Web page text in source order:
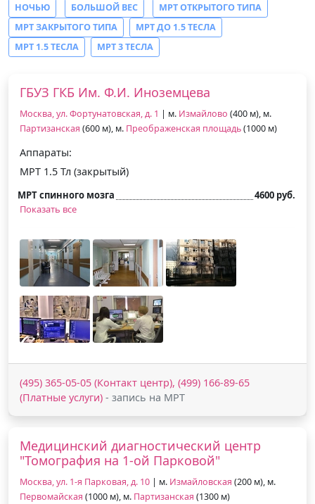
НОЧЬЮ
БОЛЬШОЙ ВЕС
МРТ ОТКРЫТОГО ТИПА
МРТ ЗАКРЫТОГО ТИПА
МРТ ДО 1.5 ТЕСЛА
МРТ 1.5 ТЕСЛА
МРТ 3 ТЕСЛА
ГБУЗ ГКБ Им. Ф.И. Иноземцева
Москва, ул. Фортунатовская, д. 1 | м. Измайлово (400 м), м.
Партизанская (600 м), м. Преображенская площадь(1000 м)
Аппараты:
МРТ 1.5 Тл (закрытый)
МРТ спинного мозга
4600 руб.
Показать все
(495) 365-05-05 (Контакт центр), (499) 166-89-65
(Платные услуги) - запись на МРТ
Медицинский диагностический центр
"Томография на 1-ой Парковой"
Москва, ул. 1-я Парковая, д. 10 | м. Измайловская (200 м), м.
Первомайская (1000 м), м. Партизанская (1300 м)